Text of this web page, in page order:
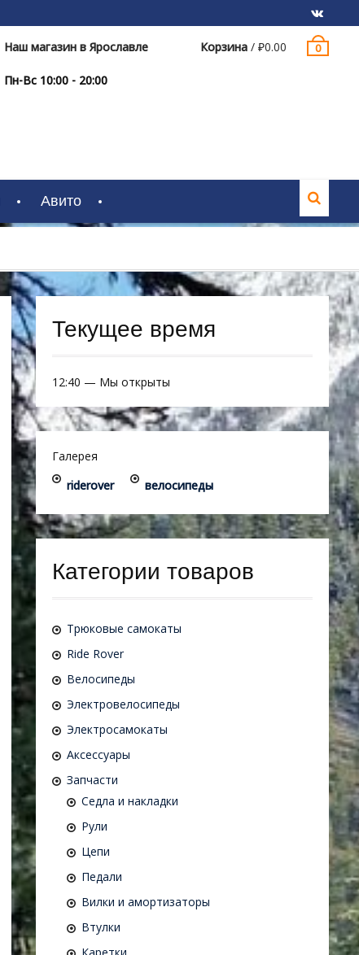
VK
Корзина / ₽0.00 0
Наш магазин в Ярославле
Пн-Вс 10:00 - 20:00
Авито
Текущее время
12:40 — Мы открыты
Галерея
riderover
велосипеды
Категории товаров
Трюковые самокаты
Ride Rover
Велосипеды
Электровелосипеды
Электросамокаты
Аксессуары
Запчасти
Седла и накладки
Рули
Цепи
Педали
Вилки и амортизаторы
Втулки